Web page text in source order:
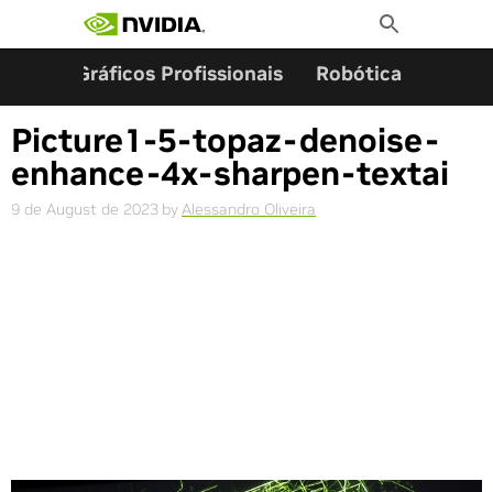
Toggle
Search
Gráficos Profissionais Robótica
Picture1-5-topaz-denoise-
enhance-4x-sharpen-textai
9 de August de 2023 by Alessandro Oliveira